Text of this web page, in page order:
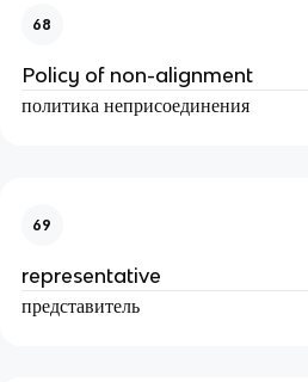
68
Policy of non-alignment
политика неприсоединения
69
representative
представитель